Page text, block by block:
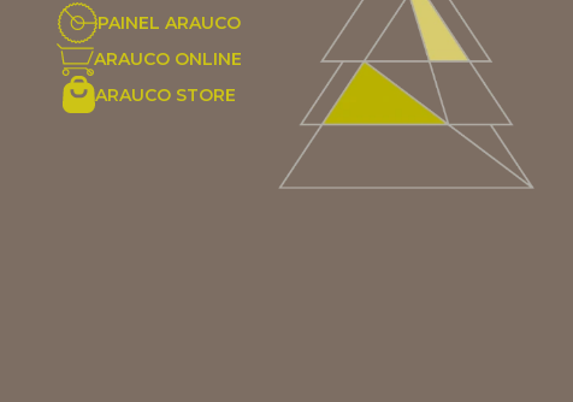
PAINEL ARAUCO
ARAUCO ONLINE
ARAUCO STORE